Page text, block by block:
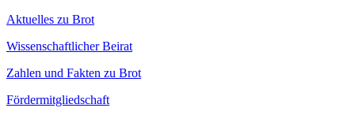
Aktuelles zu Brot
Wissenschaftlicher Beirat
Zahlen und Fakten zu Brot
Fördermitgliedschaft